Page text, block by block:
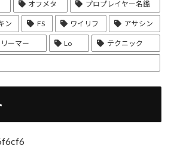
オフメタ プロプレイヤー名鑑
ン FS ワイリフ アサシン
ーマー Lo テクニック